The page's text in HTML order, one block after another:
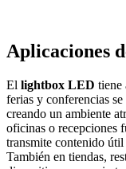
Aplicaciones
El lightbox LED tiene
ferias y conferencias
creando un ambiente
oficinas o recepciones
transmite contenido
También en tiendas,